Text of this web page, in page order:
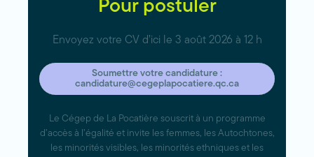
Pour postuler
Envoyez votre CV d’ici le 3 août 2026 à 12 h
Soumettre votre candidature :
candidature@cegeplapocatiere.qc.ca
Le Cégep de La Pocatière souscrit à un programme
d’accès à l’égalité et invite les femmes, les Autochtones,
les minorités visibles, les minorités ethniques et les